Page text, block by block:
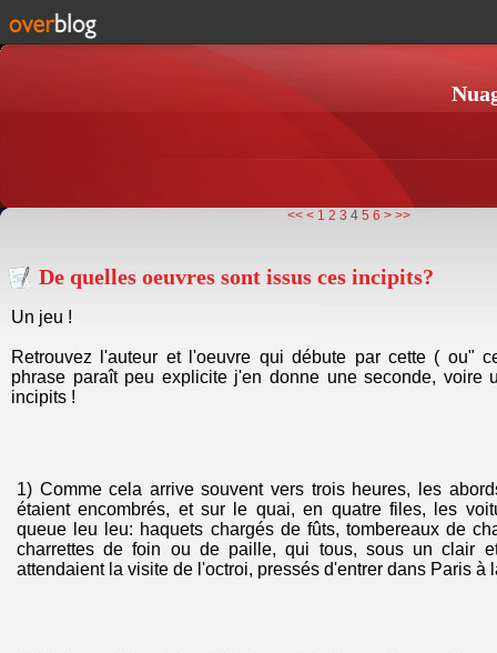
<< < 1 2 3 4 5 6 > >>
De quelles oeuvres sont issus ces incipits?
Un jeu !
Retrouvez l'auteur et l'oeuvre qui débute par cette ( ou"
phrase paraît peu explicite j'en donne une seconde, voire
incipits !
1) Comme cela arrive souvent vers trois heures, les
étaient encombrés, et sur le quai, en quatre files, les
queue leu leu: haquets chargés de fûts, tombereaux de
charrettes de foin ou de paille, qui tous, sous un clair
attendaient la visite de l'octroi, pressés d'entrer dans Paris à